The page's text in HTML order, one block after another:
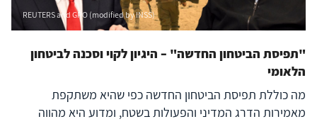
REUTERS and GPO (modified by INSS)
"תפיסת הביטחון החדשה" – היגיון לקוי וסכנה לביטחון
הלאומי
מה כוללת תפיסת הביטחון החדשה כפי שהיא משתקפת
מאמירות הדרג המדיני והפעולות בשטח, ומדוע היא מהווה